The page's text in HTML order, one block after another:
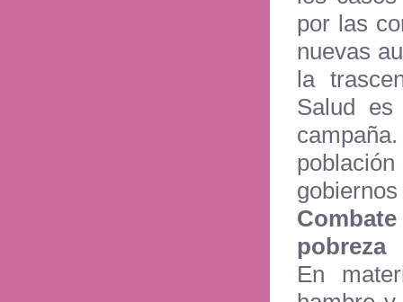
por las
nuevas
la
Salud es
gobiernos
pobreza
En